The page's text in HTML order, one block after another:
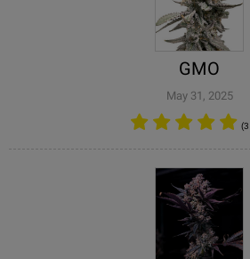
GMO
May 31, 2025
(3